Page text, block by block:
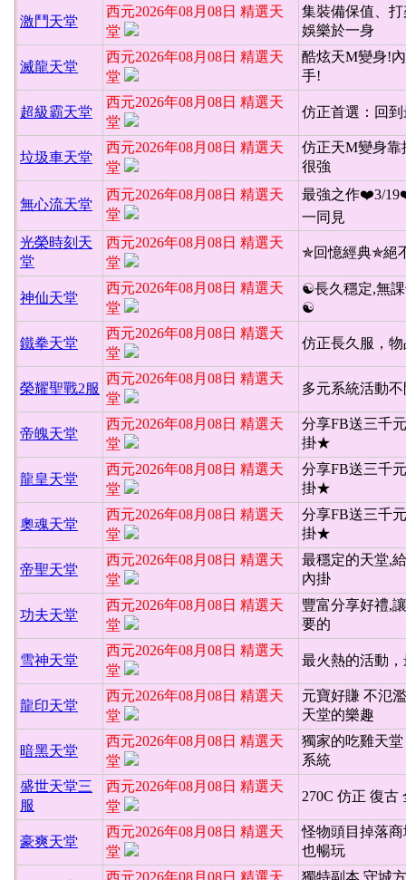
激鬥天堂
西元2026年08月08日 精選天
堂
集裝備保值、
娛樂於一身
滅龍天堂
西元2026年08月08日 精選天
堂
酷炫天M變身!
手!
超級霸天堂
西元2026年08月08日 精選天
堂
仿正首選：回
垃圾車天堂
西元2026年08月08日 精選天
堂
仿正天M變身靠
很強
無心流天堂
西元2026年08月08日 精選天
堂
最強之作❤️3/
一同見
光榮時刻天
堂
西元2026年08月08日 精選天
堂
✯回憶經典✯絕
神仙天堂
西元2026年08月08日 精選天
堂
☯長久穩定,無
☯
鐵拳天堂
西元2026年08月08日 精選天
堂
仿正長久服，
榮耀聖戰2服
西元2026年08月08日 精選天
堂
多元系統活動
帝魄天堂
西元2026年08月08日 精選天
堂
分享FB送三千
掛★
龍皇天堂
西元2026年08月08日 精選天
堂
分享FB送三千
掛★
奧魂天堂
西元2026年08月08日 精選天
堂
分享FB送三千
掛★
帝聖天堂
西元2026年08月08日 精選天
堂
最穩定的天堂,
內掛
功夫天堂
西元2026年08月08日 精選天
堂
豐富分享好禮,
要的
雪神天堂
西元2026年08月08日 精選天
堂
最火熱的活動
龍印天堂
西元2026年08月08日 精選天
堂
元寶好賺 不氾
天堂的樂趣
暗黑天堂
西元2026年08月08日 精選天
堂
獨家的吃雞天
系統
盛世天堂三
服
西元2026年08月08日 精選天
堂
270C 仿正 復古
豪爽天堂
西元2026年08月08日 精選天
堂
怪物頭目掉落
也暢玩
西元2026年08月08日 精選天
獨特副本 守城